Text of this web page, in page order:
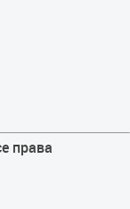
права